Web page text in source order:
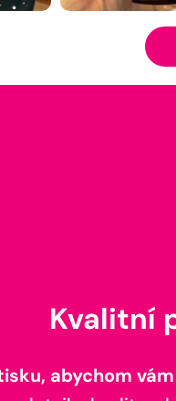
Kvalitní
abychom